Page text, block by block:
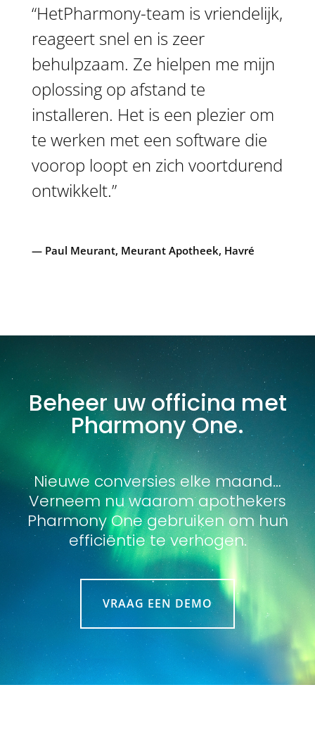
“HetPharmony-team is vriendelijk,
reageert snel en is zeer
behulpzaam. Ze hielpen me mijn
oplossing op afstand te
installeren. Het is een plezier om
te werken met een software die
voorop loopt en zich voortdurend
ontwikkelt.”
— Paul Meurant, Meurant Apotheek, Havré
Beheer uw officina met
Pharmony One.
Nieuwe conversies elke maand…
Verneem nu waarom apothekers
Pharmony One gebruiken om hun
efficiëntie te verhogen.
VRAAG EEN DEMO